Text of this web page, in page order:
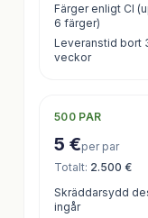
Färger enligt CI
6 färger)
Leveranstid bort
veckor
500 PAR
5 €per par
Totalt: 2.500 €
Skräddarsydd
ingår